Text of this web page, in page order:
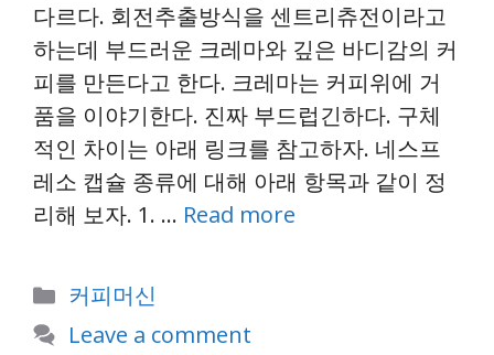
다르다. 회전추출방식을 센트리츄전이라고
하는데 부드러운 크레마와 깊은 바디감의 커
피를 만든다고 한다. 크레마는 커피위에 거
품을 이야기한다. 진짜 부드럽긴하다. 구체
적인 차이는 아래 링크를 참고하자. 네스프
레소 캡슐 종류에 대해 아래 항목과 같이 정
리해 보자. 1. … Read more
Categories
커피머신
Leave a comment